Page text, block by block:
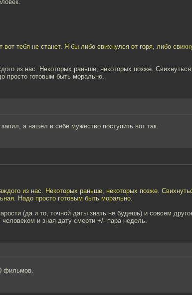
вот тебя не станет. Я бы либо свихнулся от горя, либо
из нас. Некоторых раньше, некоторых позже.
просто готовым быть морально.
а нашёл в себе мужество поступить вот так.
из нас. Некоторых раньше, некоторых позже.
Надо просто готовым быть морально.
(да и то, точной даты знать не будешь) и совсем
и зная дату смерти +/- пара недель.
фильмов.